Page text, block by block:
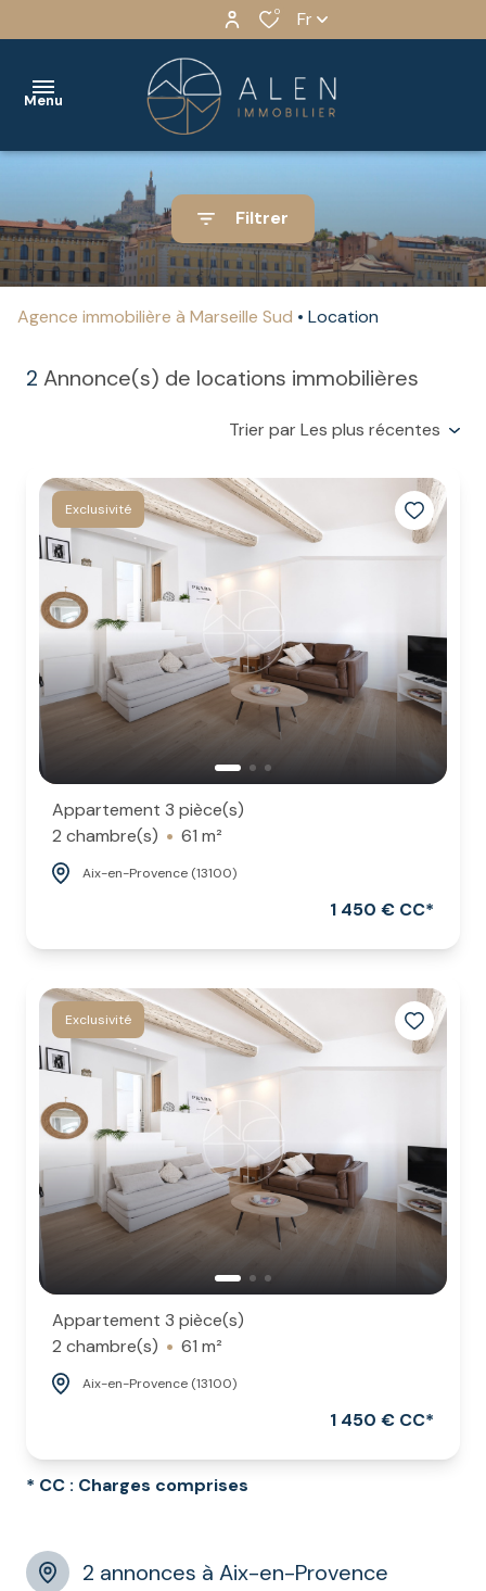
0 Fr
Menu
VENTES
Immobilier
professionnel
LOCATION
VENDUS
Immobilier
professionnel
ESTIMATION
Filtrer
Agence immobilière à Marseille Sud Location
2 Annonce(s) de locations immobilières
Trier par Les plus récentes
Exclusivité
Appartement 3 pièce(s)
2 chambre(s)
61 m²
Aix-en-Provence (13100)
1 450 € CC*
Exclusivité
Appartement 3 pièce(s)
2 chambre(s)
61 m²
Aix-en-Provence (13100)
1 450 € CC*
* CC : Charges comprises
2 annonces à Aix-en-Provence